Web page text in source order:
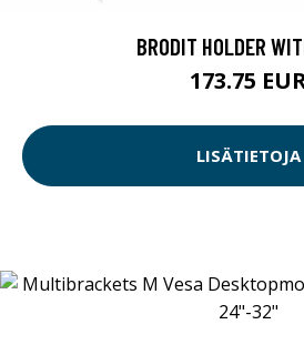
BRODIT HOLDER
173.75
LISÄTIETOJA